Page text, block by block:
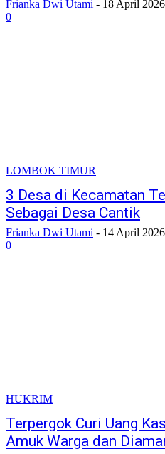
Frianka Dwi Utami - 18 April 2026
0
LOMBOK TIMUR
3 Desa di Kecamatan
Sebagai Desa Cantik
Frianka Dwi Utami - 14 April 2026
0
HUKRIM
Terpergok Curi Uang
Amuk Warga dan